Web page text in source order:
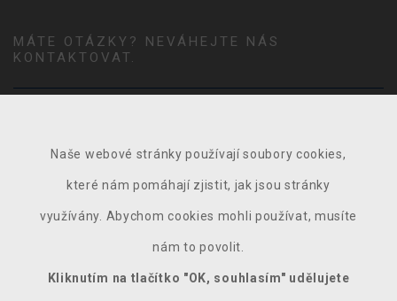
MÁTE OTÁZKY? NEVÁHEJTE NÁS
KONTAKTOVAT.
Naše webové stránky používají soubory cookies,
které nám pomáhají zjistit, jak jsou stránky
využívány. Abychom cookies mohli používat, musíte
nám to povolit.
Kliknutím na tlačítko "OK, souhlasím" udělujete